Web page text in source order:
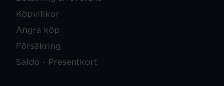
Köpvillkor
Ångra köp
Försäkring
Saldo - Presentkort